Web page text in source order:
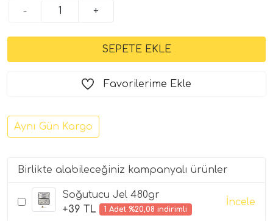
- +
Favorilerime Ekle
Aynı Gün Kargo
Birlikte alabileceğiniz kampanyalı ürünler
Soğutucu Jel 480gr
+39 TL
1 Adet %20,08 indirimli
İncele